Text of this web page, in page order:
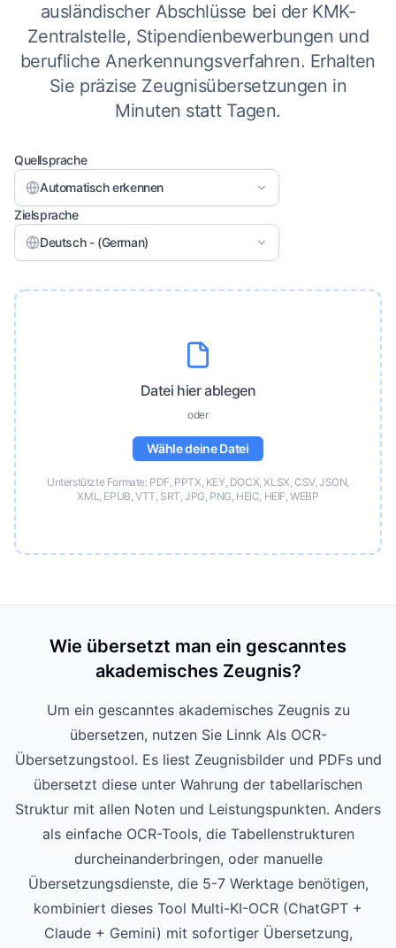
ausländischer Abschlüsse bei der KMK-
Zentralstelle, Stipendienbewerbungen und
berufliche Anerkennungsverfahren. Erhalten
Sie präzise Zeugnisübersetzungen in
Minuten statt Tagen.
Quellsprache
Automatisch erkennen
Zielsprache
Deutsch - (German)
Datei hier ablegen
oder
Wähle deine Datei
Unterstützte Formate: PDF, PPTX, KEY, DOCX, XLSX, CSV, JSON,
XML, EPUB, VTT, SRT, JPG, PNG, HEIC, HEIF, WEBP
Wie übersetzt man ein gescanntes
akademisches Zeugnis?
Um ein gescanntes akademisches Zeugnis zu
übersetzen, nutzen Sie Linnk AIs OCR-
Übersetzungstool. Es liest Zeugnisbilder und PDFs und
übersetzt diese unter Wahrung der tabellarischen
Struktur mit allen Noten und Leistungspunkten. Anders
als einfache OCR-Tools, die Tabellenstrukturen
durcheinanderbringen, oder manuelle
Übersetzungsdienste, die 5-7 Werktage benötigen,
kombiniert dieses Tool Multi-KI-OCR (ChatGPT +
Claude + Gemini) mit sofortiger Übersetzung,